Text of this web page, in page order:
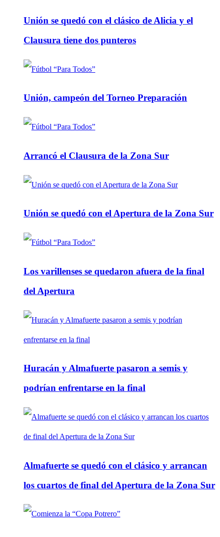
Unión se quedó con el clásico de Alicia y el
Clausura tiene dos punteros
Unión, campeón del Torneo Preparación
Arrancó el Clausura de la Zona Sur
Unión se quedó con el Apertura de la Zona Sur
Los varillenses se quedaron afuera de la final
del Apertura
Huracán y Almafuerte pasaron a semis y
podrían enfrentarse en la final
Almafuerte se quedó con el clásico y arrancan
los cuartos de final del Apertura de la Zona Sur